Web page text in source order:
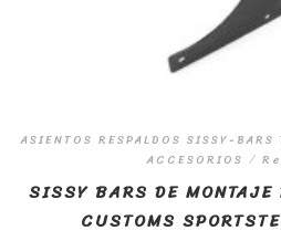
ASIENTOS RESPALDOS SISSY-
ACCESORIOS /
SISSY BARS DE MONTAJE
CUSTOMS